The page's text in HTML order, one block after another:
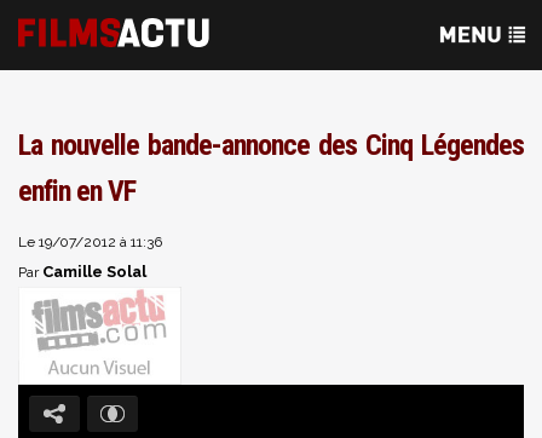
La nouvelle bande-annonce des Cinq Légendes
enfin en VF
Le 19/07/2012 à 11:36
Par Camille Solal